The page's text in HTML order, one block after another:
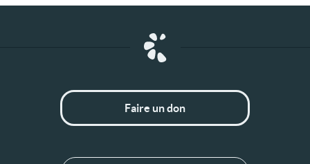
Faire un don